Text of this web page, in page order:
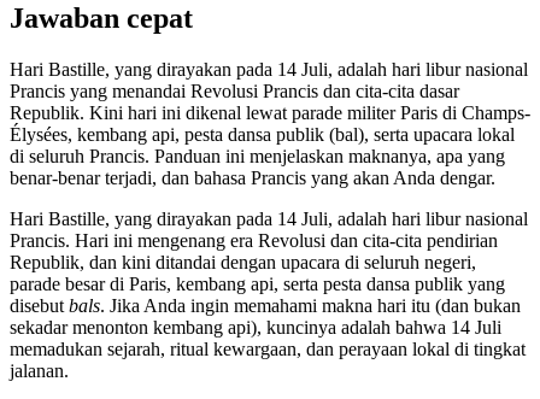
Jawaban cepat
Hari Bastille, yang dirayakan pada 14 Juli, adalah hari libur nasional
Prancis yang menandai Revolusi Prancis dan cita-cita dasar
Republik. Kini hari ini dikenal lewat parade militer Paris di Champs-
Élysées, kembang api, pesta dansa publik (bal), serta upacara lokal
di seluruh Prancis. Panduan ini menjelaskan maknanya, apa yang
benar-benar terjadi, dan bahasa Prancis yang akan Anda dengar.
Hari Bastille, yang dirayakan pada 14 Juli, adalah hari libur nasional
Prancis. Hari ini mengenang era Revolusi dan cita-cita pendirian
Republik, dan kini ditandai dengan upacara di seluruh negeri,
parade besar di Paris, kembang api, serta pesta dansa publik yang
disebut bals. Jika Anda ingin memahami makna hari itu (dan bukan
sekadar menonton kembang api), kuncinya adalah bahwa 14 Juli
memadukan sejarah, ritual kewargaan, dan perayaan lokal di tingkat
jalanan.